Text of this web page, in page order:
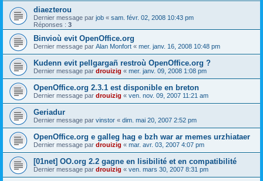
diaezterou
Dernier message par job « sam. févr. 02, 2008 10:43 pm
Réponses : 3
Binvioù evit OpenOffice.org
Dernier message par Alan Monfort « mer. janv. 16, 2008 10:48 pm
Kudenn evit pellgargañ restroù OpenOffice.org ?
Dernier message par drouizig « mer. janv. 09, 2008 1:08 pm
OpenOffice.org 2.3.1 est disponible en breton
Dernier message par drouizig « ven. nov. 09, 2007 11:21 am
Geriadur
Dernier message par vinstor « dim. mai 20, 2007 2:52 pm
OpenOffice.org e galleg hag e bzh war ar memes urzhiataer
Dernier message par drouizig « mar. avr. 03, 2007 4:07 pm
[01net] OO.org 2.2 gagne en lisibilité et en compatibilité
Dernier message par drouizig « ven. mars 30, 2007 8:31 pm